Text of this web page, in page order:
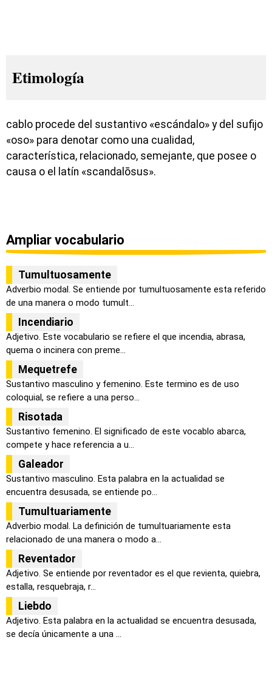
Etimología
cablo procede del sustantivo «escándalo» y del sufijo
«oso» para denotar como una cualidad,
característica, relacionado, semejante, que posee o
causa o el latín «scandalōsus».
Ampliar vocabulario
Tumultuosamente
Adverbio modal. Se entiende por tumultuosamente esta referido
de una manera o modo tumult...
Incendiario
Adjetivo. Este vocabulario se refiere el que incendia, abrasa,
quema o incinera con preme...
Mequetrefe
Sustantivo masculino y femenino. Este termino es de uso
coloquial, se refiere a una perso...
Risotada
Sustantivo femenino. El significado de este vocablo abarca,
compete y hace referencia a u...
Galeador
Sustantivo masculino. Esta palabra en la actualidad se
encuentra desusada, se entiende po...
Tumultuariamente
Adverbio modal. La definición de tumultuariamente esta
relacionado de una manera o modo a...
Reventador
Adjetivo. Se entiende por reventador es el que revienta, quiebra,
estalla, resquebraja, r...
Liebdo
Adjetivo. Esta palabra en la actualidad se encuentra desusada,
se decía únicamente a una ...